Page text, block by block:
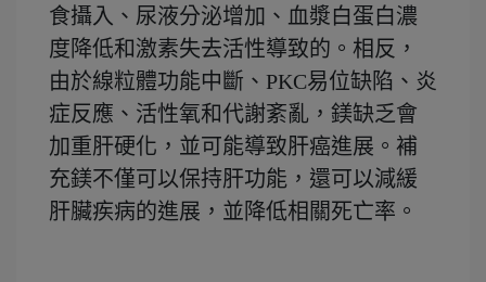
食攝入、尿液分泌增加、血漿白蛋白濃
度降低和激素失去活性導致的。相反，
由於線粒體功能中斷、PKC易位缺陷、炎
症反應、活性氧和代謝紊亂，鎂缺乏會
加重肝硬化，並可能導致肝癌進展。補
充鎂不僅可以保持肝功能，還可以減緩
肝臟疾病的進展，並降低相關死亡率。